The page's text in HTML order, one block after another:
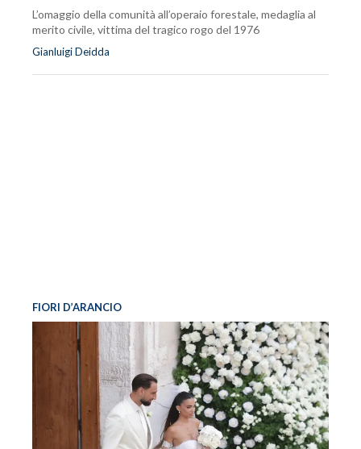
L’omaggio della comunità all’operaio forestale, medaglia al
merito civile, vittima del tragico rogo del 1976
Gianluigi Deidda
FIORI D’ARANCIO